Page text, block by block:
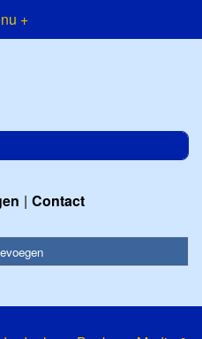
+
Contact